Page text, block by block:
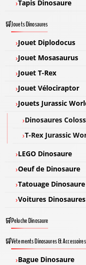
Tapis Dinosaure
Jouets Dinosaures
Jouet Diplodocus
Jouet Mosasaurus
Jouet T-Rex
Jouet Vélociraptor
Jouets Jurassic
Dinosaures
T-Rex Jurassic
LEGO Dinosaure
Oeuf de Dinosaure
Tatouage Dinosaure
Voitures Dinosaures
Peluche Dinosaure
Vêtements Dinosaures & Accessoires
Bague Dinosaure